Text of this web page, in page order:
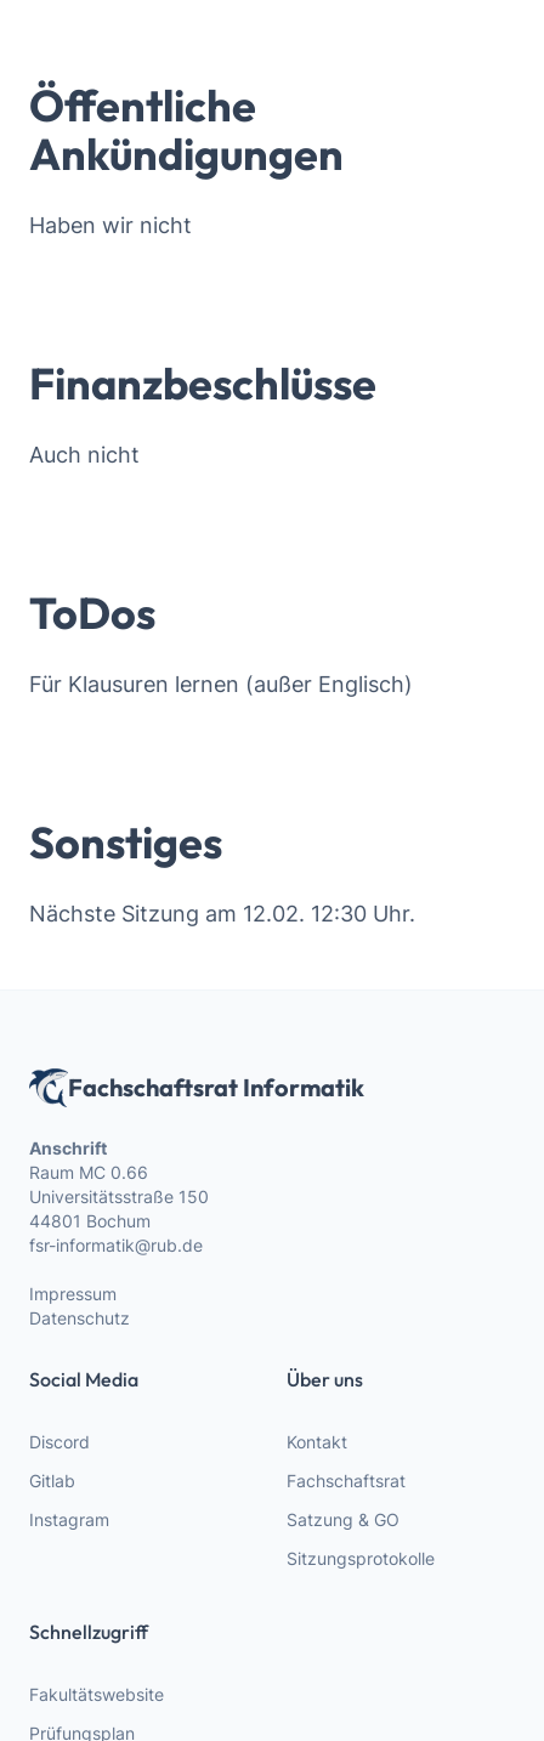
Öffentliche
Ankündigungen
Haben wir nicht
Finanzbeschlüsse
Auch nicht
ToDos
Für Klausuren lernen (außer Englisch)
Sonstiges
Nächste Sitzung am 12.02. 12:30 Uhr.
Fachschaftsrat Informatik
Anschrift
Raum MC 0.66
Universitätsstraße 150
44801 Bochum
fsr-informatik@rub.de
Impressum
Datenschutz
Social Media
Discord
Gitlab
Instagram
Über uns
Kontakt
Fachschaftsrat
Satzung & GO
Sitzungsprotokolle
Schnellzugriff
Fakultätswebsite
Prüfungsplan